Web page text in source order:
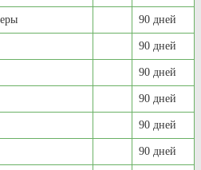
90 дней
90 дней
90 дней
90 дней
90 дней
90 дней